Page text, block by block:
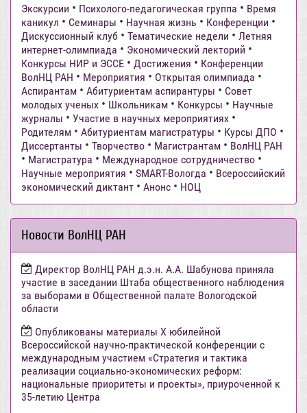
Экскурсии • Психолого-педагогическая группа • Время
каникул • Семинары • Научная жизнь • Конференции •
Дискуссионный клуб • Тематические недели • Летняя
интернет-олимпиада • Экономический лекторий •
Конкурсы НИР и ЭССЕ • Достижения • Конференции
ВолНЦ РАН • Мероприятия • Открытая олимпиада •
Аспирантам • Абитуриентам аспирантуры • Совет
молодых ученых • Школьникам • Конкурсы • Научные
журналы • Участие в научных мероприятиях •
Родителям • Абитуриентам магистратуры • Курсы ДПО •
Диссертанты • Творчество • Магистрантам • ВолНЦ РАН
• Магистратура • Международное сотрудничество •
Научные мероприятия • SMART-Вологда • Всероссийский
экономический диктант • Анонс • НОЦ
Новости ВолНЦ РАН
Директор ВолНЦ РАН д.э.н. А.А. Шабунова приняла
участие в заседании Штаба общественного наблюдения
за выборами в Общественной палате Вологодской
области
Опубликованы материалы X юбилейной
Всероссийской научно-практической конференции с
международным участием «Стратегия и тактика
реализации социально-экономических реформ:
национальные приоритеты и проекты», приуроченной к
35-летию Центра